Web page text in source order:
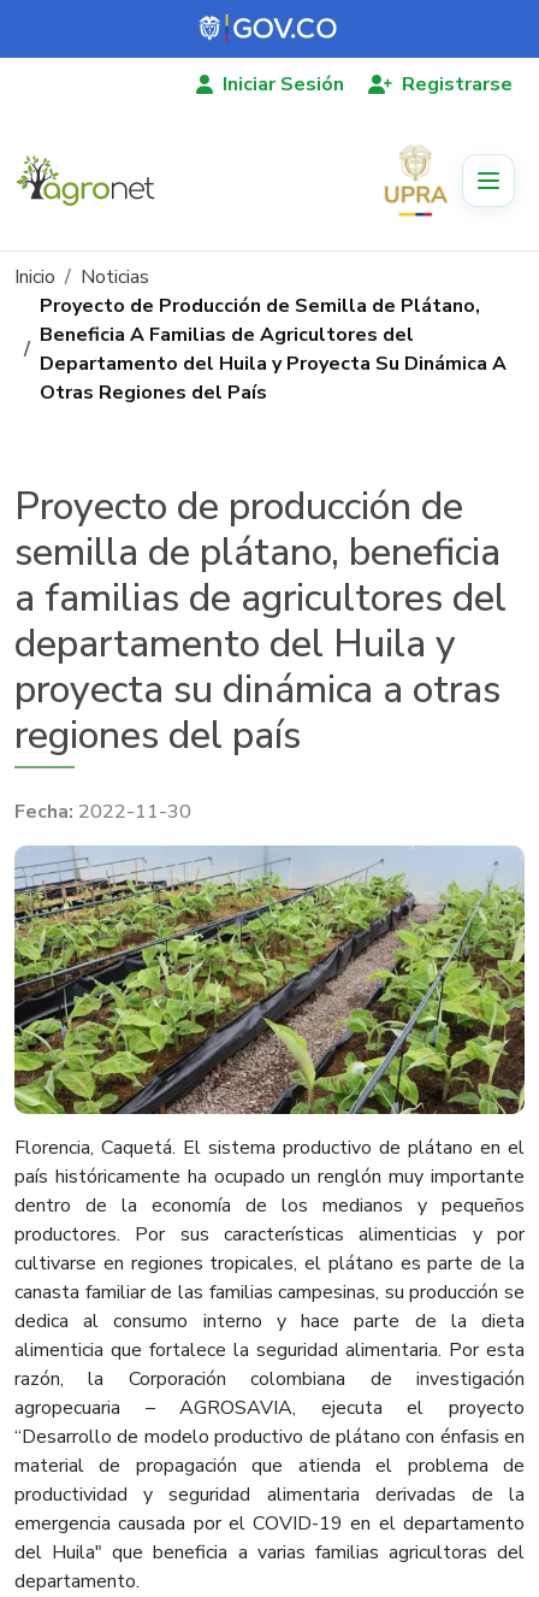
Pasar al contenido principal
Iniciar Sesión Registrarse
Ruta de navegación
Inicio
Noticias
Proyecto de Producción de Semilla de Plátano,
Beneficia A Familias de Agricultores del
Departamento del Huila y Proyecta Su Dinámica A
Otras Regiones del País
Proyecto de producción de
semilla de plátano, beneficia
a familias de agricultores del
departamento del Huila y
proyecta su dinámica a otras
regiones del país
2022-11-30
Florencia, Caquetá. El sistema productivo de plátano en el
país históricamente ha ocupado un renglón muy importante
dentro de la economía de los medianos y pequeños
productores. Por sus características alimenticias y por
cultivarse en regiones tropicales, el plátano es parte de la
canasta familiar de las familias campesinas, su producción se
dedica al consumo interno y hace parte de la dieta
alimenticia que fortalece la seguridad alimentaria. Por esta
razón, la Corporación colombiana de investigación
agropecuaria – AGROSAVIA, ejecuta el proyecto
“Desarrollo de modelo productivo de plátano con énfasis en
material de propagación que atienda el problema de
productividad y seguridad alimentaria derivadas de la
emergencia causada por el COVID-19 en el departamento
del Huila" que beneficia a varias familias agricultoras del
departamento.